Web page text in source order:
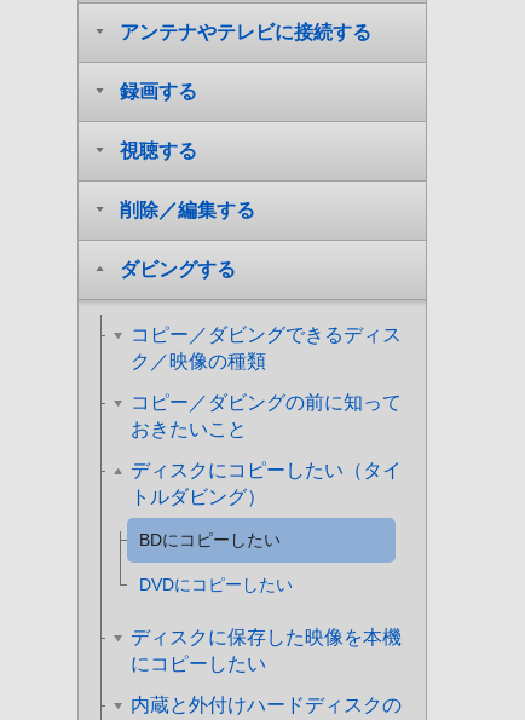
アンテナやテレビに接続する
録画する
視聴する
削除／編集する
ダビングする
コピー／ダビングできるディス
ク／映像の種類
コピー／ダビングの前に知って
おきたいこと
ディスクにコピーしたい（タイ
トルダビング）
BDにコピーしたい
DVDにコピーしたい
ディスクに保存した映像を本機
にコピーしたい
内蔵と外付けハードディスクの